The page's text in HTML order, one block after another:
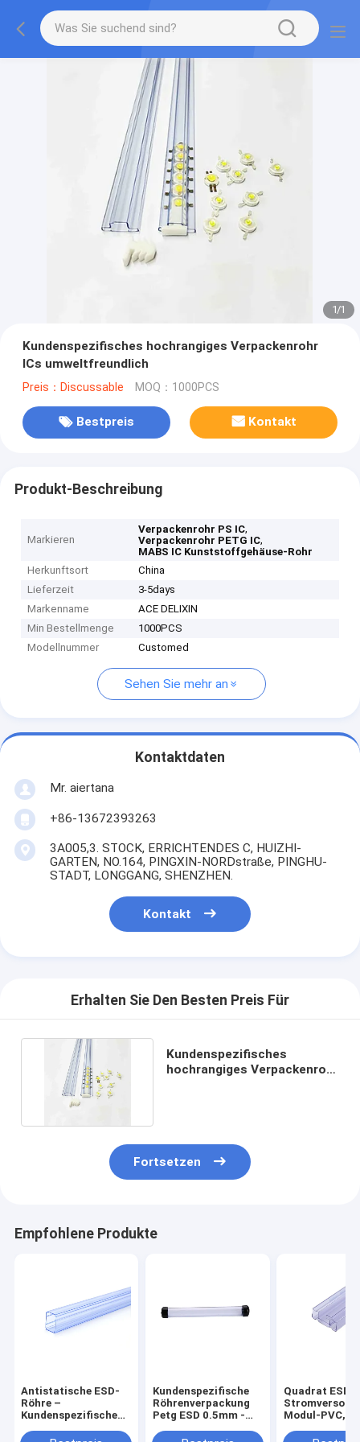
1/1
Kundenspezifisches hochrangiges Verpackenrohr
ICs umweltfreundlich
Preis：Discussable MOQ：1000PCS
Bestpreis Kontakt
Produkt-Beschreibung
Markieren
Verpackenrohr PS IC,
Verpackenrohr PETG IC,
MABS IC Kunststoffgehäuse-Rohr
Herkunftsort
China
Lieferzeit
3-5days
Markenname
ACE DELIXIN
Min Bestellmenge
1000PCS
Modellnummer
Customed
Sehen Sie mehr an
Kontaktdaten
Mr. aiertana
+86-13672393263
3A005,3. STOCK, ERRICHTENDES C, HUIZHI-
GARTEN, NO.164, PINGXIN-NORDstraße, PINGHU-
STADT, LONGGANG, SHENZHEN.
Kontakt
Erhalten Sie Den Besten Preis Für
Kundenspezifisches
hochrangiges Verpackenrohr
Fortsetzen
Empfohlene Produkte
Antistatische ESD-
Röhre –
Kundenspezifische
Verpackungsröhre
Kundenspezifische
Röhrenverpackung
Petg ESD 0.5mm -
Endstöpseln
Quadrat ESD-
Modul-PVC,
verpackt